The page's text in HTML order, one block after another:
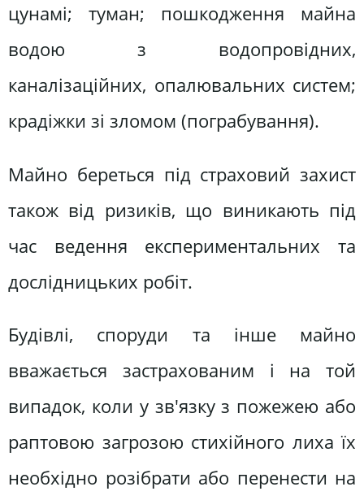
цунамі; туман; пошкодження майна
водою з водопровідних,
каналізаційних, опалювальних систем;
крадіжки зі зломом (пограбування).
Майно береться під страховий захист
також від ризиків, що виникають під
час ведення експериментальних та
дослідницьких робіт.
Будівлі, споруди та інше майно
вважається застрахованим і на той
випадок, коли у зв'язку з пожежею або
раптовою загрозою стихійного лиха їх
необхідно розібрати або перенести на